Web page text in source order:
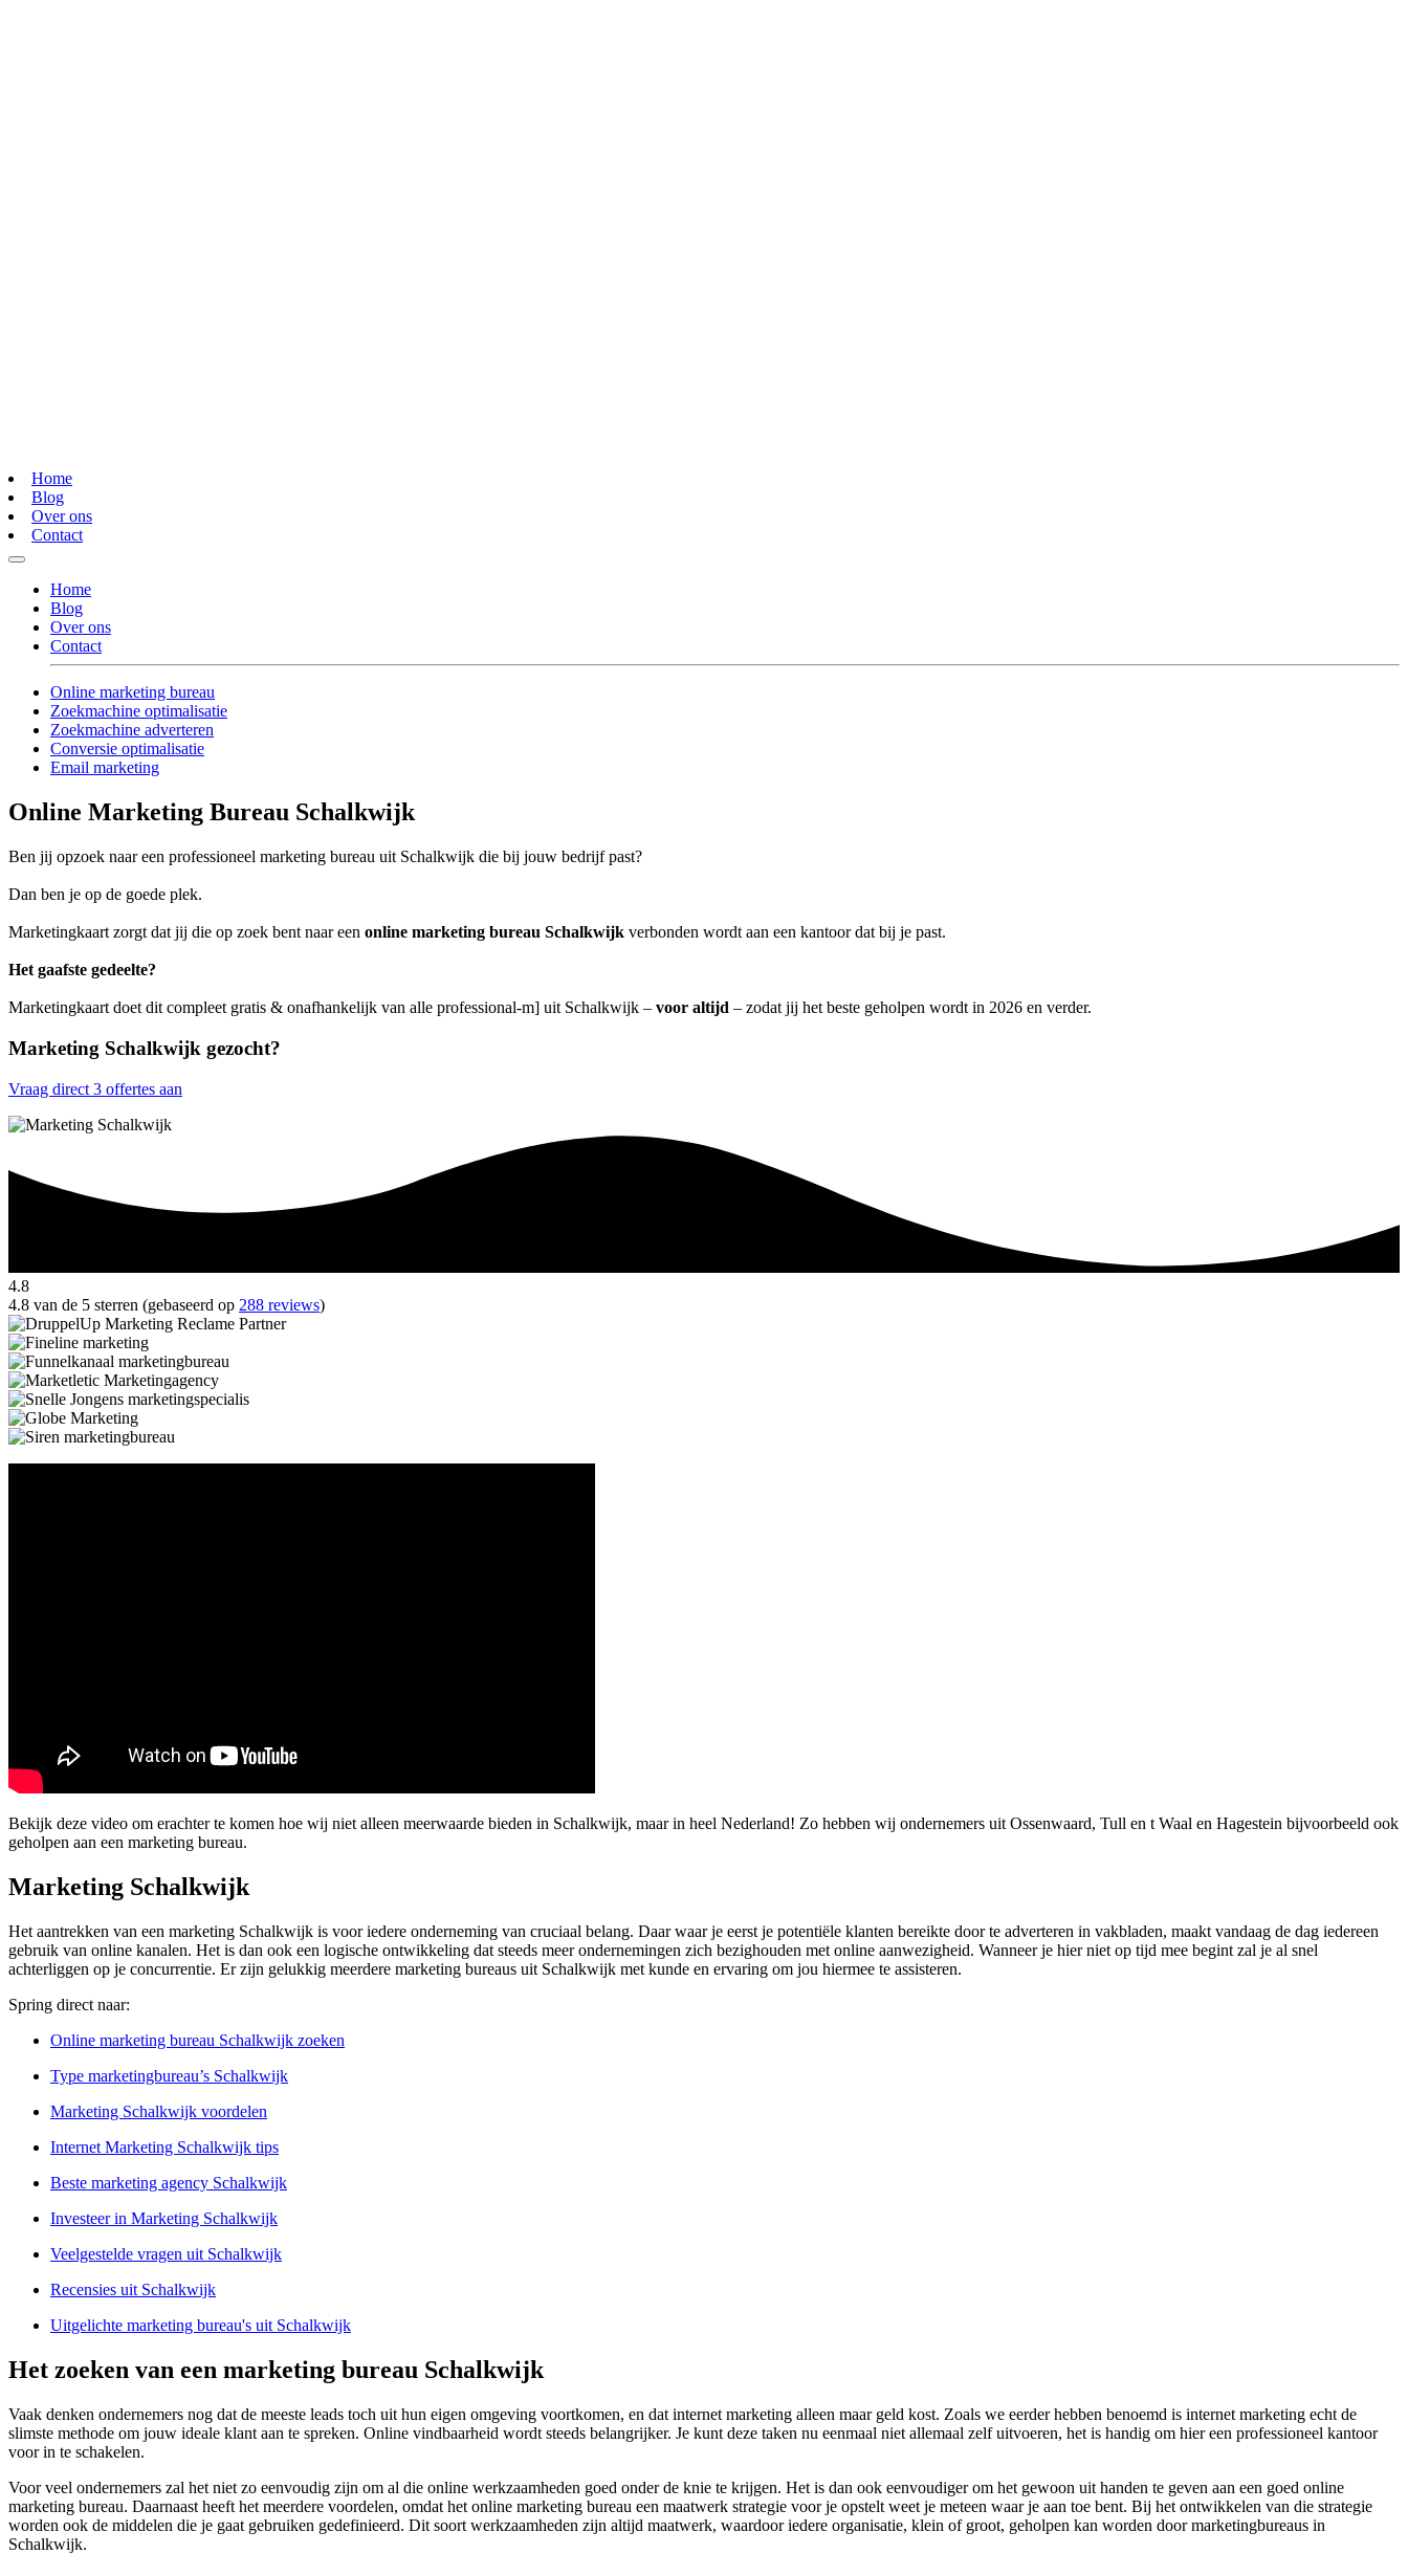
Home
Blog
Over ons
Contact
Home
Blog
Over ons
Contact
Online marketing bureau
Zoekmachine optimalisatie
Zoekmachine adverteren
Conversie optimalisatie
Email marketing
Online Marketing Bureau Schalkwijk
Ben jij opzoek naar een professioneel marketing bureau uit Schalkwijk die bij jouw bedrijf past?
Dan ben je op de goede plek.
Marketingkaart zorgt dat jij die op zoek bent naar een online marketing bureau Schalkwijk verbonden wordt aan een kantoor dat bij je past.
Het gaafste gedeelte?
Marketingkaart doet dit compleet gratis & onafhankelijk van alle professional-m] uit Schalkwijk – voor altijd – zodat jij het beste geholpen wordt in 2026 en verder.
Marketing Schalkwijk gezocht?
Vraag direct 3 offertes aan
4.8
4.8 van de 5 sterren (gebaseerd op 288 reviews)
Bekijk deze video om erachter te komen hoe wij niet alleen meerwaarde bieden in Schalkwijk, maar in heel Nederland! Zo hebben wij ondernemers uit Ossenwaard, Tull en t Waal en Hagestein bijvoorbeeld ook
geholpen aan een marketing bureau.
Marketing Schalkwijk
Het aantrekken van een marketing Schalkwijk is voor iedere onderneming van cruciaal belang. Daar waar je eerst je potentiële klanten bereikte door te adverteren in vakbladen, maakt vandaag de dag iedereen
gebruik van online kanalen. Het is dan ook een logische ontwikkeling dat steeds meer ondernemingen zich bezighouden met online aanwezigheid. Wanneer je hier niet op tijd mee begint zal je al snel
achterliggen op je concurrentie. Er zijn gelukkig meerdere marketing bureaus uit Schalkwijk met kunde en ervaring om jou hiermee te assisteren.
Spring direct naar:
Online marketing bureau Schalkwijk zoeken
Type marketingbureau’s Schalkwijk
Marketing Schalkwijk voordelen
Internet Marketing Schalkwijk tips
Beste marketing agency Schalkwijk
Investeer in Marketing Schalkwijk
Veelgestelde vragen uit Schalkwijk
Recensies uit Schalkwijk
Uitgelichte marketing bureau's uit Schalkwijk
Het zoeken van een marketing bureau Schalkwijk
Vaak denken ondernemers nog dat de meeste leads toch uit hun eigen omgeving voortkomen, en dat internet marketing alleen maar geld kost. Zoals we eerder hebben benoemd is internet marketing echt de
slimste methode om jouw ideale klant aan te spreken. Online vindbaarheid wordt steeds belangrijker. Je kunt deze taken nu eenmaal niet allemaal zelf uitvoeren, het is handig om hier een professioneel kantoor
voor in te schakelen.
Voor veel ondernemers zal het niet zo eenvoudig zijn om al die online werkzaamheden goed onder de knie te krijgen. Het is dan ook eenvoudiger om het gewoon uit handen te geven aan een goed online
marketing bureau. Daarnaast heeft het meerdere voordelen, omdat het online marketing bureau een maatwerk strategie voor je opstelt weet je meteen waar je aan toe bent. Bij het ontwikkelen van die strategie
worden ook de middelen die je gaat gebruiken gedefinieerd. Dit soort werkzaamheden zijn altijd maatwerk, waardoor iedere organisatie, klein of groot, geholpen kan worden door marketingbureaus in
Schalkwijk.